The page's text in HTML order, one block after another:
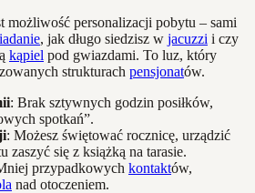
personalizacji pobytu – sami
, jak długo siedzisz w jacuzzi i czy
kąpiel pod gwiazdami. To luz, który
strukturach pensjonatów.
: Brak sztywnych godzin posiłków,
spotkań”.
: Możesz świętować rocznicę, urządzić
zaszyć się z książką na tarasie.
przypadkowych kontaktów,
nad otoczeniem.